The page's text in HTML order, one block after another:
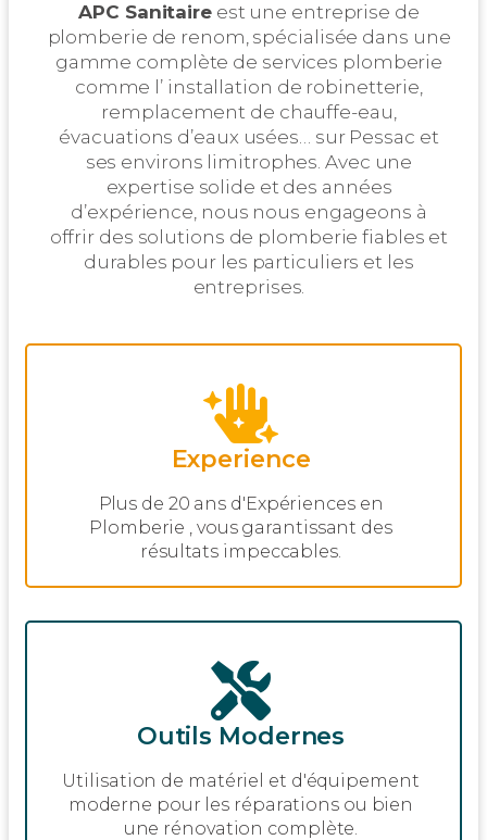
APC Sanitaireest une entreprise de
plomberie de renom, spécialisée dans une
gamme complète de services plomberie
comme l’ installation de robinetterie,
remplacement de chauffe-eau,
évacuations d’eaux usées… sur Pessac et
ses environs limitrophes. Avec une
expertise solide et des années
d’expérience, nous nous engageons à
offrir des solutions de plomberie fiables et
durables pour les particuliers et les
entreprises.
Experience
Plus de 20 ans d'Expériences en
Plomberie , vous garantissant des
résultats impeccables.
Outils Modernes
Utilisation de matériel et d'équipement
moderne pour les réparations ou bien
une rénovation complète.